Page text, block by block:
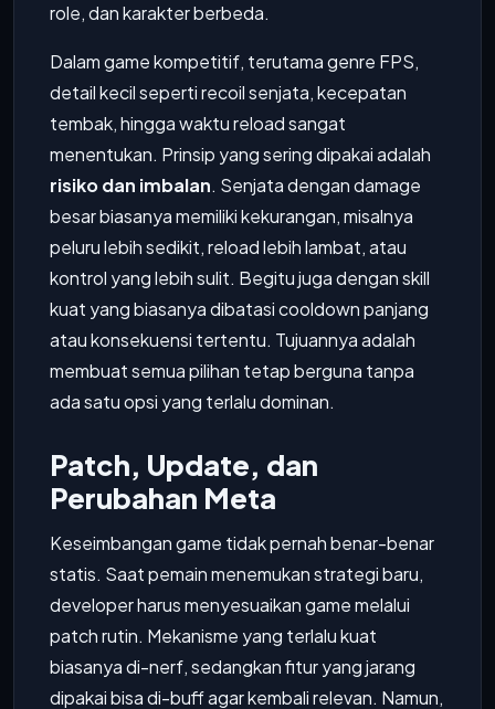
role, dan karakter berbeda.
Dalam game kompetitif, terutama genre FPS,
detail kecil seperti recoil senjata, kecepatan
tembak, hingga waktu reload sangat
menentukan. Prinsip yang sering dipakai adalah
risiko dan imbalan. Senjata dengan damage
besar biasanya memiliki kekurangan, misalnya
peluru lebih sedikit, reload lebih lambat, atau
kontrol yang lebih sulit. Begitu juga dengan skill
kuat yang biasanya dibatasi cooldown panjang
atau konsekuensi tertentu. Tujuannya adalah
membuat semua pilihan tetap berguna tanpa
ada satu opsi yang terlalu dominan.
Patch, Update, dan
Perubahan Meta
Keseimbangan game tidak pernah benar-benar
statis. Saat pemain menemukan strategi baru,
developer harus menyesuaikan game melalui
patch rutin. Mekanisme yang terlalu kuat
biasanya di-nerf, sedangkan fitur yang jarang
dipakai bisa di-buff agar kembali relevan. Namun,